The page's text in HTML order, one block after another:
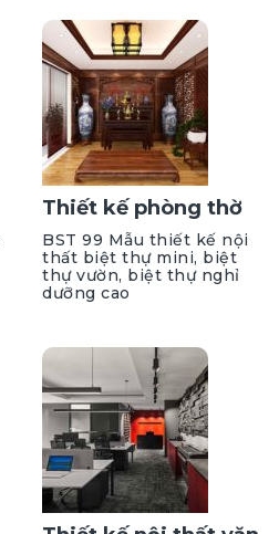
Thiết kế phòng thờ
BST 99 Mẫu thiết kế nội
thất biệt thự mini, biệt
thự vườn, biệt thự nghỉ
dưỡng cao